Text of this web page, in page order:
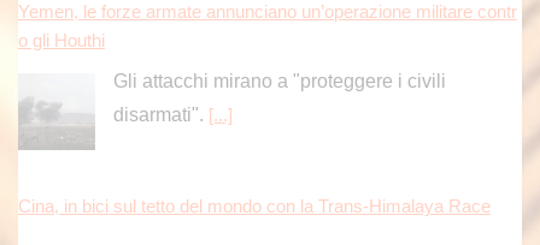
Yemen, le forze armate annunciano un’operazione militare contr
o gli Houthi
Gli attacchi mirano a "proteggere i civili
disarmati". [...]
Cina, in bici sul tetto del mondo con la Trans-Himalaya Race